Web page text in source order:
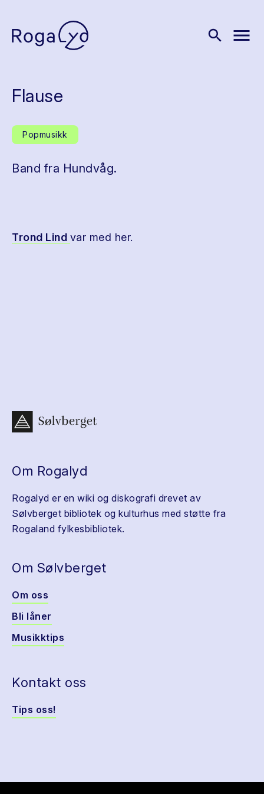
search menu
Flause
Popmusikk
Band fra Hundvåg.
Trond Lind var med her.
Om Rogalyd
Rogalyd er en wiki og diskografi drevet av
Sølvberget bibliotek og kulturhus med støtte fra
Rogaland fylkesbibliotek.
Om Sølvberget
Om oss
Bli låner
Musikktips
Kontakt oss
Tips oss!